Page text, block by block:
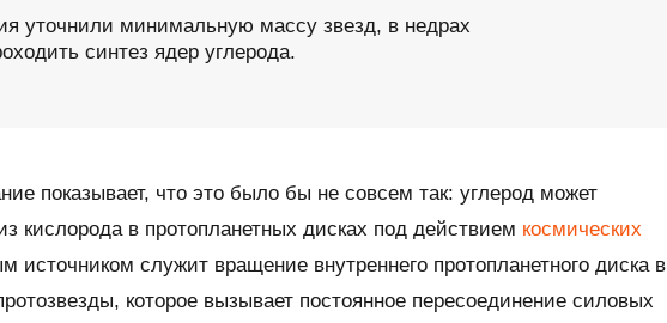
уточнили минимальную массу звезд, в недрах
синтез ядер углерода.
показывает, что это было бы не совсем так: углерод может
кислорода в протопланетных дисках под действием космических
источником служит вращение внутреннего протопланетного диска в
которое вызывает постоянное пересоединение силовых